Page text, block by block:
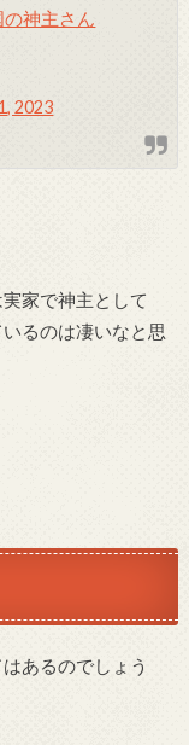
神主さん
2023
家で神主として
るのは凄いなと思
あるのでしょう